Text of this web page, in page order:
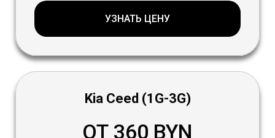
УЗНАТЬ ЦЕНУ
Kia Ceed (1G-3G)
ОТ 360 BYN